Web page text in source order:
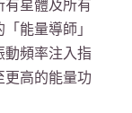
星體及所有
能量導師」
動頻率注入指
高的能量功